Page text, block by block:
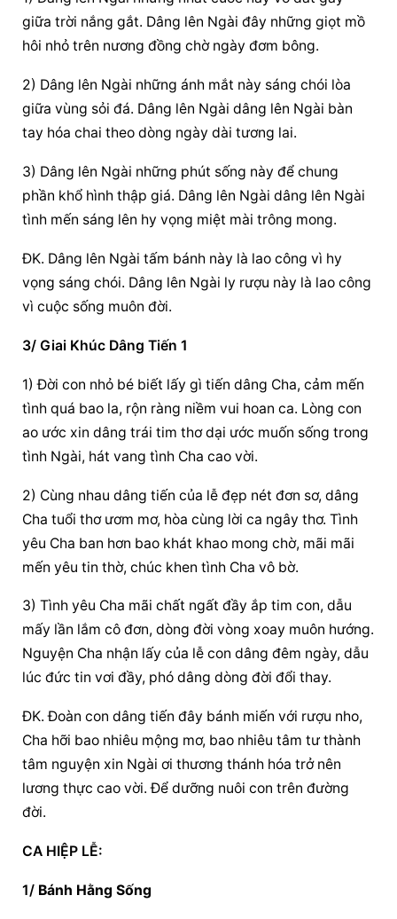
giữa trời nắng gắt. Dâng lên Ngài đây những giọt mồ
hôi nhỏ trên nương đồng chờ ngày đơm bông.
2) Dâng lên Ngài những ánh mắt này sáng chói lòa
giữa vùng sỏi đá. Dâng lên Ngài dâng lên Ngài bàn
tay hóa chai theo dòng ngày dài tương lai.
3) Dâng lên Ngài những phút sống này để chung
phần khổ hình thập giá. Dâng lên Ngài dâng lên Ngài
tình mến sáng lên hy vọng miệt mài trông mong.
ĐK. Dâng lên Ngài tấm bánh này là lao công vì hy
vọng sáng chói. Dâng lên Ngài ly rượu này là lao công
vì cuộc sống muôn đời.
3/ Giai Khúc Dâng Tiến 1
1) Đời con nhỏ bé biết lấy gì tiến dâng Cha, cảm mến
tình quá bao la, rộn ràng niềm vui hoan ca. Lòng con
ao ước xin dâng trái tim thơ dại ước muốn sống trong
tình Ngài, hát vang tình Cha cao vời.
2) Cùng nhau dâng tiến của lễ đẹp nét đơn sơ, dâng
Cha tuổi thơ ươm mơ, hòa cùng lời ca ngây thơ. Tình
yêu Cha ban hơn bao khát khao mong chờ, mãi mãi
mến yêu tin thờ, chúc khen tình Cha vô bờ.
3) Tình yêu Cha mãi chất ngất đầy ắp tim con, dẫu
mấy lần lắm cô đơn, dòng đời vòng xoay muôn hướng.
Nguyện Cha nhận lấy của lễ con dâng đêm ngày, dẫu
lúc đức tin vơi đầy, phó dâng dòng đời đổi thay.
ĐK. Đoàn con dâng tiến đây bánh miến với rượu nho,
Cha hỡi bao nhiêu mộng mơ, bao nhiêu tâm tư thành
tâm nguyện xin Ngài ơi thương thánh hóa trở nên
lương thực cao vời. Để dưỡng nuôi con trên đường
đời.
CA HIỆP LỄ:
1/ Bánh Hằng Sống